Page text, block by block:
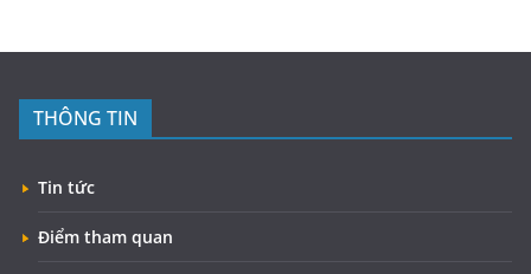
THÔNG TIN
Tin tức
Điểm tham quan